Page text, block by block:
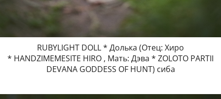
RUBYLIGHT DOLL * Долька (Отец: Хиро
* HANDZIMEMESITE HIRO , Мать: Дэва * ZOLOTO PARTII
DEVANA GODDESS OF HUNT) сиба